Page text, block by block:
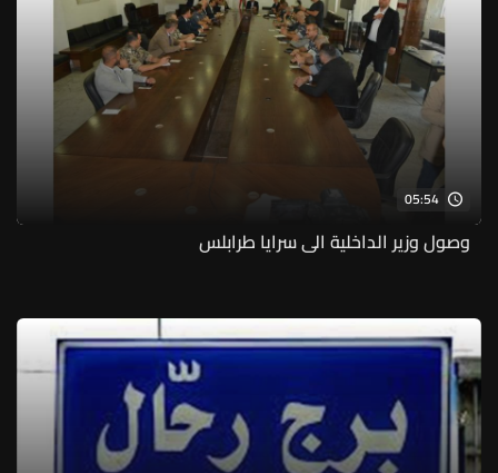
05:54
وصول وزير الداخلية الى سرايا طرابلس